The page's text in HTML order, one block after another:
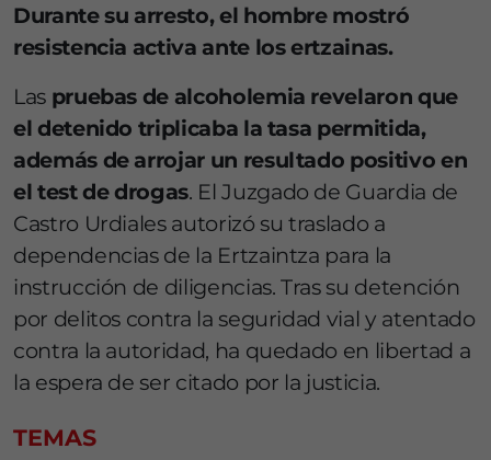
Durante su arresto, el hombre mostró
resistencia activa ante los ertzainas.
Las pruebas de alcoholemia revelaron que
el detenido triplicaba la tasa permitida,
además de arrojar un resultado positivo en
el test de drogas. El Juzgado de Guardia de
Castro Urdiales autorizó su traslado a
dependencias de la Ertzaintza para la
instrucción de diligencias. Tras su detención
por delitos contra la seguridad vial y atentado
contra la autoridad, ha quedado en libertad a
la espera de ser citado por la justicia.
TEMAS